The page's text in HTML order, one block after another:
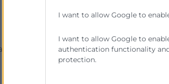
I want to allow Google to
I want to allow Google to
authentication functionality
protection.